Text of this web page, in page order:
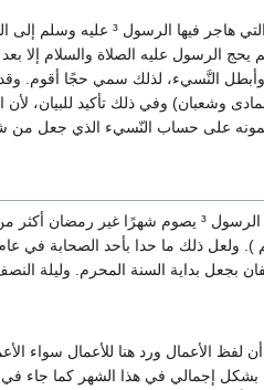
نقل أصحاب الأخبار أن الحج في السنة
يحج الرسول عليه الصلاة والسلام إلا
وشعبان) وفي ذلك تأكيد للبيان،
يسمونه على حساب النّسيء الذي جعل من
بجعل بداية السنة المحرم. وليلة
الأعمال ورد هنا للأعمال سواء
إجمالي في هذا الشهر كما جاء في